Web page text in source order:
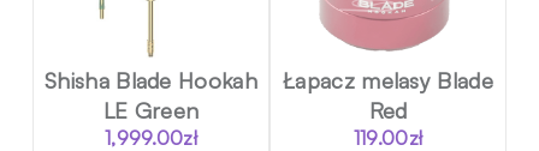
Shisha Blade Hookah
LE Green
1,999.00zł
Łapacz melasy Blade
Red
119.00zł